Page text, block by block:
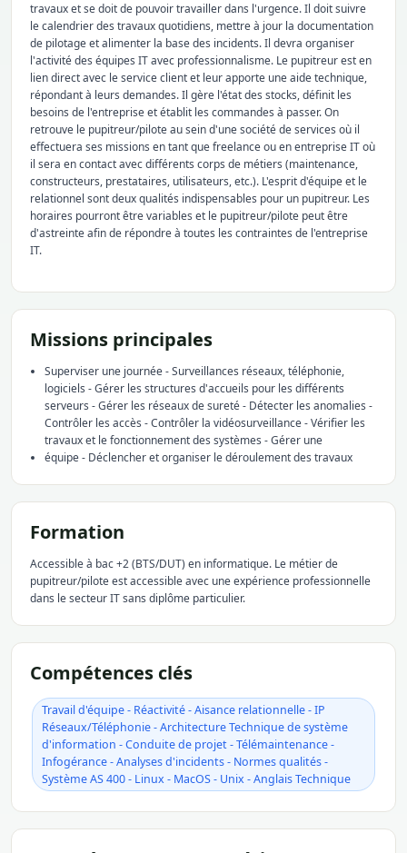
travaux et se doit de pouvoir travailler dans l'urgence. Il doit suivre
le calendrier des travaux quotidiens, mettre à jour la documentation
de pilotage et alimenter la base des incidents. Il devra organiser
l'activité des équipes IT avec professionnalisme. Le pupitreur est en
lien direct avec le service client et leur apporte une aide technique,
répondant à leurs demandes. Il gère l'état des stocks, définit les
besoins de l'entreprise et établit les commandes à passer. On
retrouve le pupitreur/pilote au sein d'une société de services où il
effectuera ses missions en tant que freelance ou en entreprise IT où
il sera en contact avec différents corps de métiers (maintenance,
constructeurs, prestataires, utilisateurs, etc.). L'esprit d'équipe et le
relationnel sont deux qualités indispensables pour un pupitreur. Les
horaires pourront être variables et le pupitreur/pilote peut être
d'astreinte afin de répondre à toutes les contraintes de l'entreprise
IT.
Missions principales
Superviser une journée - Surveillances réseaux, téléphonie,
logiciels - Gérer les structures d'accueils pour les différents
serveurs - Gérer les réseaux de sureté - Détecter les anomalies -
Contrôler les accès - Contrôler la vidéosurveillance - Vérifier les
travaux et le fonctionnement des systèmes - Gérer une
équipe - Déclencher et organiser le déroulement des travaux
Formation
Accessible à bac +2 (BTS/DUT) en informatique. Le métier de
pupitreur/pilote est accessible avec une expérience professionnelle
dans le secteur IT sans diplôme particulier.
Compétences clés
Travail d'équipe - Réactivité - Aisance relationnelle - IP
Réseaux/Téléphonie - Architecture Technique de système
d'information - Conduite de projet - Télémaintenance -
Infogérance - Analyses d'incidents - Normes qualités -
Système AS 400 - Linux - MacOS - Unix - Anglais Technique